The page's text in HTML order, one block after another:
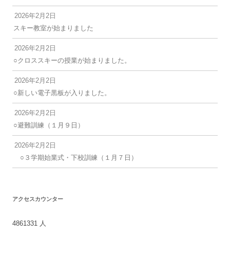
2026年2月2日
スキー教室が始まりました
2026年2月2日
○クロススキーの授業が始まりました。
2026年2月2日
○新しい電子黒板が入りました。
2026年2月2日
○避難訓練（１月９日）
2026年2月2日
○３学期始業式・下校訓練（１月７日）
アクセスカウンター
4861331 人